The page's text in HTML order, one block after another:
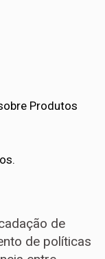
Produtos
de
de políticas